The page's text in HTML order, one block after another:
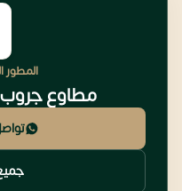
المطور
مطاوع جروب